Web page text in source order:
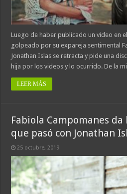
Luego de haber publicado un video en
golpeado por su expareja sentimental
Jonathan Islas se retracta y pide una
hija por los videos y lo ocurrido. De la
LEER MÁS
Fabiola Campomanes da
que pasó con Jonathan
25 octubre, 2019